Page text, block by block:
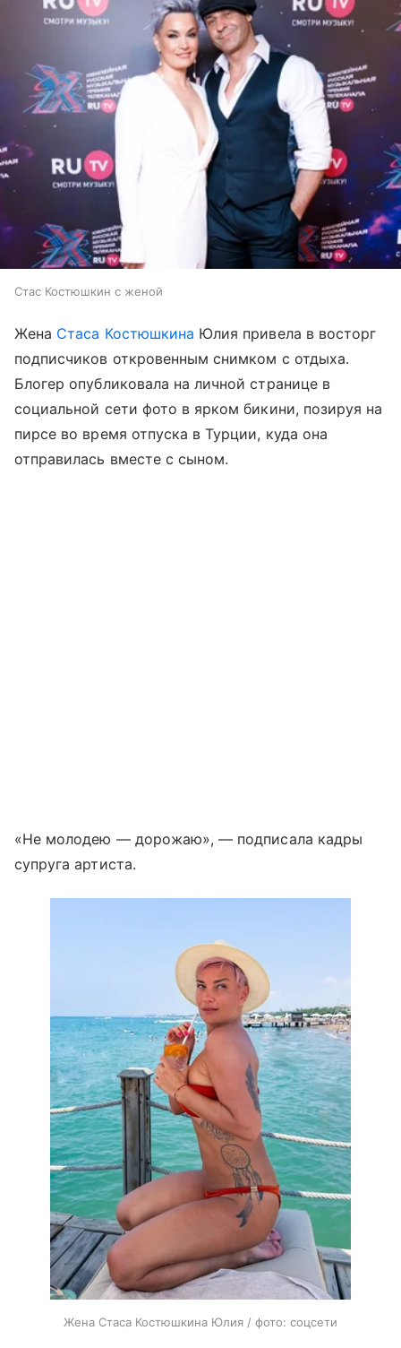
Стас Костюшкин с женой
Жена Стаса Костюшкина Юлия привела в восторг
подписчиков откровенным снимком с отдыха.
Блогер опубликовала на личной странице в
социальной сети фото в ярком бикини, позируя на
пирсе во время отпуска в Турции, куда она
отправилась вместе с сыном.
«Не молодею — дорожаю», — подписала кадры
супруга артиста.
Жена Стаса Костюшкина Юлия / фото: соцсети